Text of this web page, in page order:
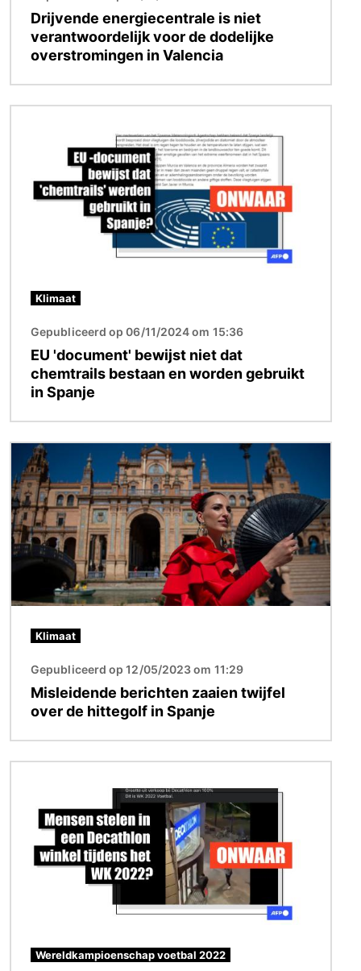
Drijvende energiecentrale is niet
verantwoordelijk voor de dodelijke
overstromingen in Valencia
Klimaat
Gepubliceerd op 06/11/2024 om 15:36
EU 'document' bewijst niet dat
chemtrails bestaan en worden gebruikt
in Spanje
Afbeelding
Klimaat
Gepubliceerd op 12/05/2023 om 11:29
Misleidende berichten zaaien twijfel
over de hittegolf in Spanje
Wereldkampioenschap voetbal 2022